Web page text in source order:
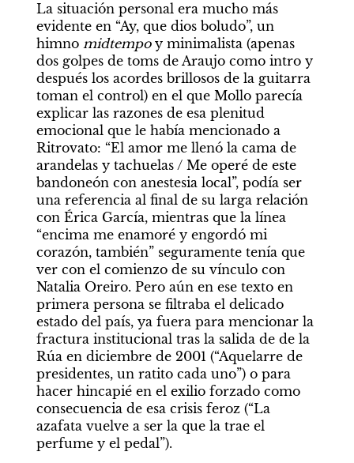
La situación personal era mucho más
evidente en “Ay, que dios boludo”, un
himno midtempo y minimalista (apenas
dos golpes de toms de Araujo como intro y
después los acordes brillosos de la guitarra
toman el control) en el que Mollo parecía
explicar las razones de esa plenitud
emocional que le había mencionado a
Ritrovato: “El amor me llenó la cama de
arandelas y tachuelas / Me operé de este
bandoneón con anestesia local”, podía ser
una referencia al final de su larga relación
con Érica García, mientras que la línea
“encima me enamoré y engordó mi
corazón, también” seguramente tenía que
ver con el comienzo de su vínculo con
Natalia Oreiro. Pero aún en ese texto en
primera persona se filtraba el delicado
estado del país, ya fuera para mencionar la
fractura institucional tras la salida de de la
Rúa en diciembre de 2001 (“Aquelarre de
presidentes, un ratito cada uno”) o para
hacer hincapié en el exilio forzado como
consecuencia de esa crisis feroz (“La
azafata vuelve a ser la que la trae el
perfume y el pedal”).